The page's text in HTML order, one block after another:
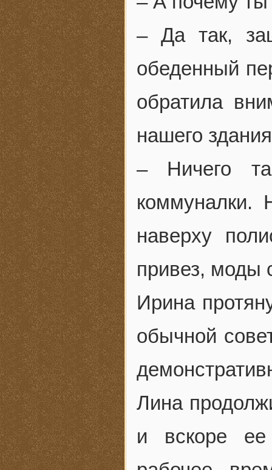
– Да так,
обеденный
обратила
нашего
– Ничего
наверху
привез, моды
Ирина
обычной
Лина
и вскоре ее